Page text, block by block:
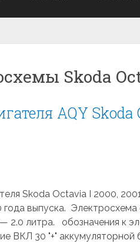
Skoda
AQY Skoda
Skoda Octavia I 2000,
года выпуска.
2.0 литра. обозначения к
ВКЛ 30 "+" аккумуляторной